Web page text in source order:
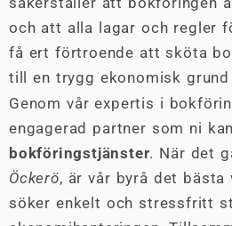
och att alla lagar och regler
få ert förtroende att sköta
till en trygg ekonomisk
Genom vår expertis i
engagerad partner som ni
bokföringstjänster. När det
Öckerö, är vår byrå det
söker enkelt och stressfritt